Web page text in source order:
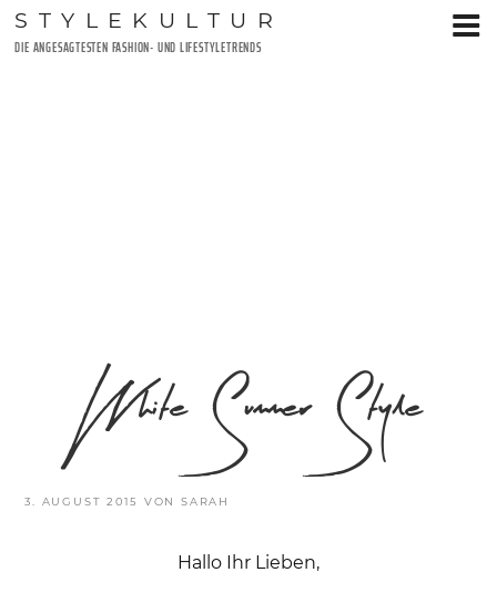
Zum
Inhalt
STYLEKULTUR
DIE ANGESAGTESTEN FASHION- UND LIFESTYLETRENDS
VERÖFFENTLICHT
3. AUGUST 2015 VONSARAH
White Summer Style
Hallo Ihr Lieben,